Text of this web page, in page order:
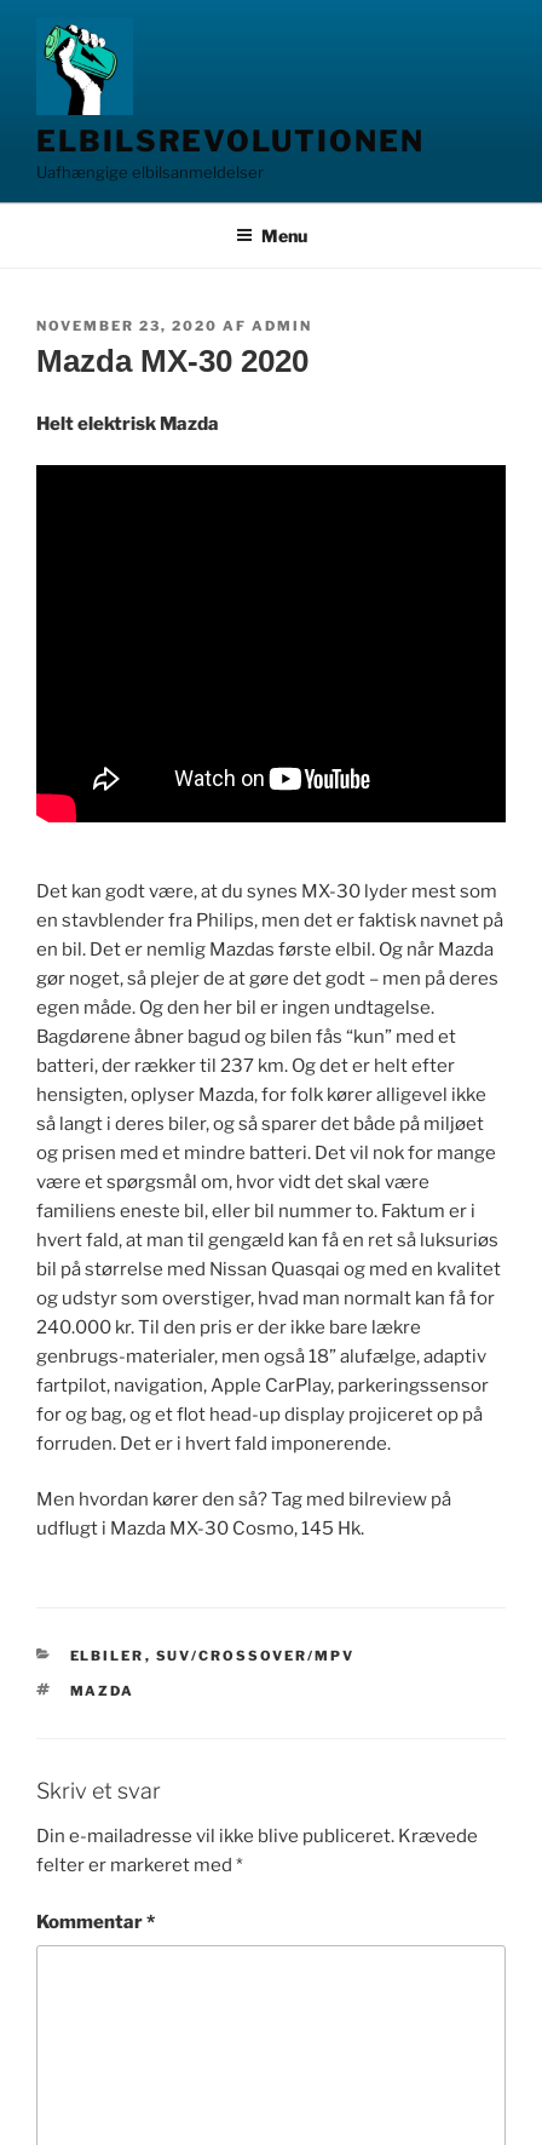
indhold
ELBILSREVOLUTIONEN
Uafhængige elbilsanmeldelser
Menu
UDGIVET
NOVEMBER 23, 2020 AF ADMIN
Mazda MX-30 2020
Helt elektrisk Mazda
Det kan godt være, at du synes MX-30 lyder mest som
en stavblender fra Philips, men det er faktisk navnet på
en bil. Det er nemlig Mazdas første elbil. Og når Mazda
gør noget, så plejer de at gøre det godt – men på deres
egen måde. Og den her bil er ingen undtagelse.
Bagdørene åbner bagud og bilen fås “kun” med et
batteri, der rækker til 237 km. Og det er helt efter
hensigten, oplyser Mazda, for folk kører alligevel ikke
så langt i deres biler, og så sparer det både på miljøet
og prisen med et mindre batteri. Det vil nok for mange
være et spørgsmål om, hvor vidt det skal være
familiens eneste bil, eller bil nummer to. Faktum er i
hvert fald, at man til gengæld kan få en ret så luksuriøs
bil på størrelse med Nissan Quasqai og med en kvalitet
og udstyr som overstiger, hvad man normalt kan få for
240.000 kr. Til den pris er der ikke bare lækre
genbrugs-materialer, men også 18” alufælge, adaptiv
fartpilot, navigation, Apple CarPlay, parkeringssensor
for og bag, og et flot head-up display projiceret op på
forruden. Det er i hvert fald imponerende.
Men hvordan kører den så? Tag med bilreview på
udflugt i Mazda MX-30 Cosmo, 145 Hk.
KATEGORIER
ELBILER , SUV/CROSSOVER/MPV
TAGS
MAZDA
Skriv et svar
Din e-mailadresse vil ikke blive publiceret. Krævede
felter er markeret med *
Kommentar*